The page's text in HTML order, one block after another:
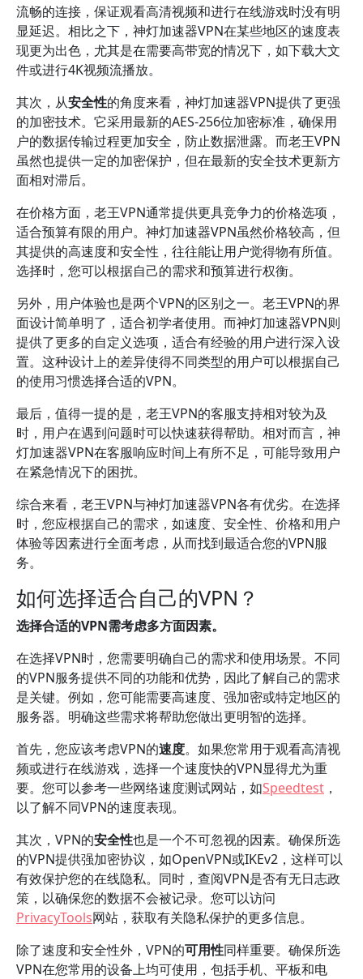
流畅的连接，保证观看高清视频和进行在线游戏时没有明
显延迟。相比之下，神灯加速器VPN在某些地区的速度表
现更为出色，尤其是在需要高带宽的情况下，如下载大文
件或进行4K视频流播放。
其次，从安全性的角度来看，神灯加速器VPN提供了更强
的加密技术。它采用最新的AES-256位加密标准，确保用
户的数据传输过程更加安全，防止数据泄露。而老王VPN
虽然也提供一定的加密保护，但在最新的安全技术更新方
面相对滞后。
在价格方面，老王VPN通常提供更具竞争力的价格选项，
适合预算有限的用户。神灯加速器VPN虽然价格较高，但
其提供的高速度和安全性，往往能让用户觉得物有所值。
选择时，您可以根据自己的需求和预算进行权衡。
另外，用户体验也是两个VPN的区别之一。老王VPN的界
面设计简单明了，适合初学者使用。而神灯加速器VPN则
提供了更多的自定义选项，适合有经验的用户进行深入设
置。这种设计上的差异使得不同类型的用户可以根据自己
的使用习惯选择合适的VPN。
最后，值得一提的是，老王VPN的客服支持相对较为及
时，用户在遇到问题时可以快速获得帮助。相对而言，神
灯加速器VPN在客服响应时间上有所不足，可能导致用户
在紧急情况下的困扰。
综合来看，老王VPN与神灯加速器VPN各有优劣。在选择
时，您应根据自己的需求，如速度、安全性、价格和用户
体验等因素进行全面考虑，从而找到最适合您的VPN服
务。
如何选择适合自己的VPN？
选择合适的VPN需考虑多方面因素。
在选择VPN时，您需要明确自己的需求和使用场景。不同
的VPN服务提供不同的功能和优势，因此了解自己的需求
是关键。例如，您可能需要高速度、强加密或特定地区的
服务器。明确这些需求将帮助您做出更明智的选择。
首先，您应该考虑VPN的速度。如果您常用于观看高清视
频或进行在线游戏，选择一个速度快的VPN显得尤为重
要。您可以参考一些网络速度测试网站，如Speedtest ，
以了解不同VPN的速度表现。
其次，VPN的安全性也是一个不可忽视的因素。确保所选
的VPN提供强加密协议，如OpenVPN或IKEv2，这样可以
有效保护您的在线隐私。同时，查阅VPN是否有无日志政
策，以确保您的数据不会被记录。您可以访问
PrivacyTools网站，获取有关隐私保护的更多信息。
除了速度和安全性外，VPN的可用性同样重要。确保所选
VPN在您常用的设备上均可使用，包括手机、平板和电